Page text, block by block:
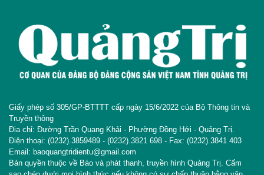
Giấy phép số 305/GP-BTTTT cấp ngày 15/6/2022 của Bộ Thông tin và
Truyền thông
Địa chỉ: Đường Trần Quang Khải - Phường Đồng Hới - Quảng Trị.
Điện thoại: (0232).3859489 - (0232).3821 698 - Fax: (0232).3841 403
Email: baoquangtridientu@gmail.com
Bản quyền thuộc về Báo và phát thanh, truyền hình Quảng Trị. Cấm